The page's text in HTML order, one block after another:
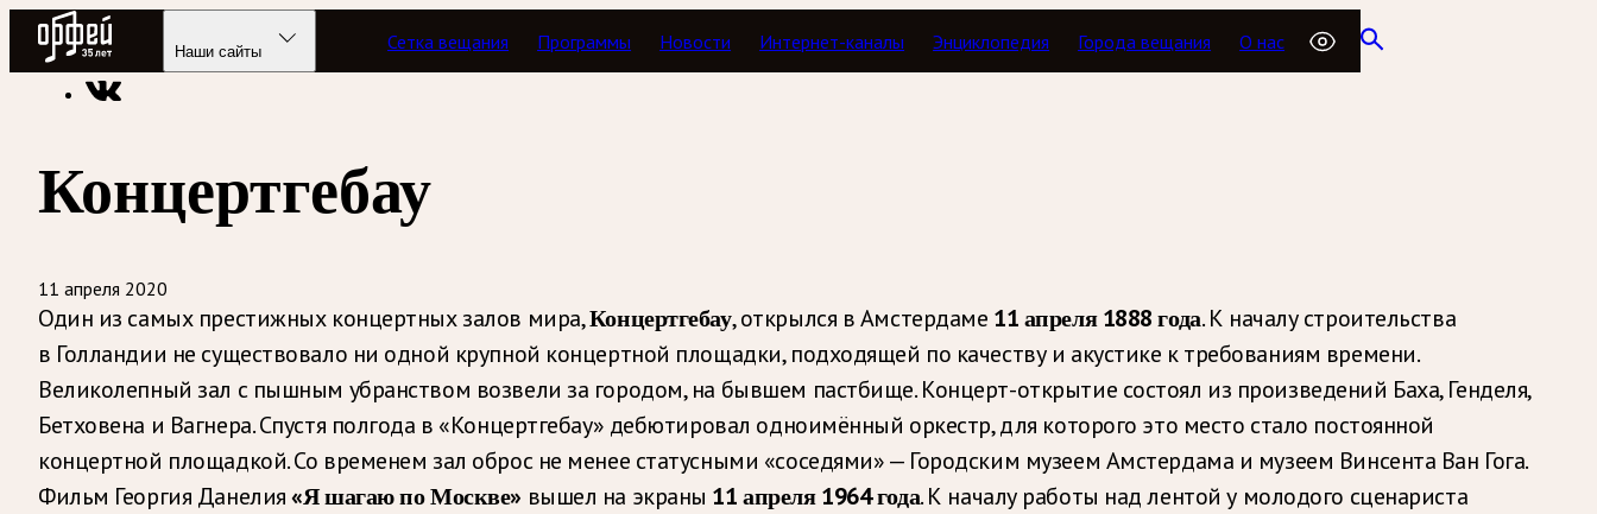
Радио Орфей
Наши сайты Сетка вещания Программы Новости Интернет-каналы Энциклопедия Города вещания О нас
Радио классической музыки «Орфей» Подкасты Этот день как дата
Концертгебау
11 апреля 2020
Один из самых престижных концертных залов мира,Концертгебау, открылся в Амстердаме 11 апреля 1888 года. К началу строительства
в Голландии не существовало ни одной крупной концертной площадки, подходящей по качеству и акустике к требованиям времени.
Великолепный зал с пышным убранством возвели за городом, на бывшем пастбище. Концерт-открытие состоял из произведений Баха, Генделя,
Бетховена и Вагнера. Спустя полгода в «Концертгебау» дебютировал одноимённый оркестр, для которого это место стало постоянной
концертной площадкой. Со временем зал оброс не менее статусными «соседями» — Городским музеем Амстердама и музеем Винсента Ван Гога.
Фильм Георгия Данелия«Я шагаю по Москве» вышел на экраны 11 апреля 1964 года. К началу работы над лентой у молодого сценариста